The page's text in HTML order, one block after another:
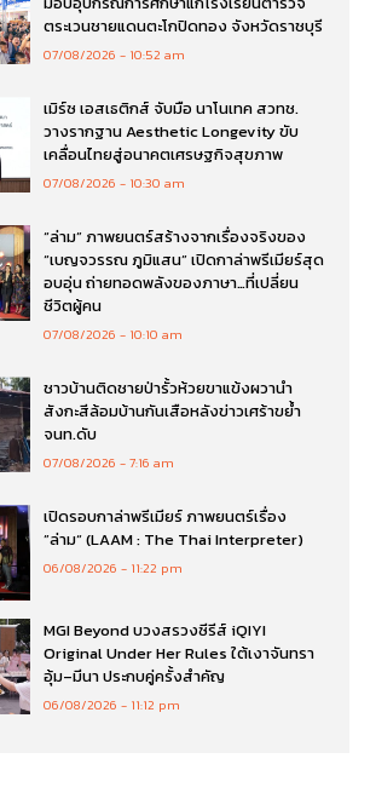
ตระเวนชายแดนตะโกปิดทอง จังหวัดราชบุรี
07/08/2026 10:52 am
เมิร์ซ เอสเธติกส์ จับมือ นาโนเทค สวทช.
วางรากฐาน Aesthetic Longevity ขับ
เคลื่อนไทยสู่อนาคตเศรษฐกิจสุขภาพ
07/08/2026 10:30 am
“ล่าม” ภาพยนตร์สร้างจากเรื่องจริงของ
“เบญจวรรณ ภูมิแสน” เปิดกาล่าพรีเมียร์สุด
อบอุ่น ถ่ายทอดพลังของภาษา…ที่เปลี่ยน
ชีวิตผู้คน
07/08/2026 10:10 am
ชาวบ้านติดชายป่ารั้วห้วยขาแข้งผวานำ
สังกะสีล้อมบ้านกันเสือหลังข่าวเศร้าขย้ำ
จนท.ดับ
07/08/2026 7:16 am
เปิดรอบกาล่าพรีเมียร์ ภาพยนตร์เรื่อง
”ล่าม“ (LAAM : The Thai Interpreter)
06/08/2026 11:22 pm
MGI Beyond บวงสรวงซีรีส์ iQIYI
Original Under Her Rules ใต้เงาจันทรา
อุ้ม–มีนา ประกบคู่ครั้งสำคัญ
06/08/2026 11:12 pm